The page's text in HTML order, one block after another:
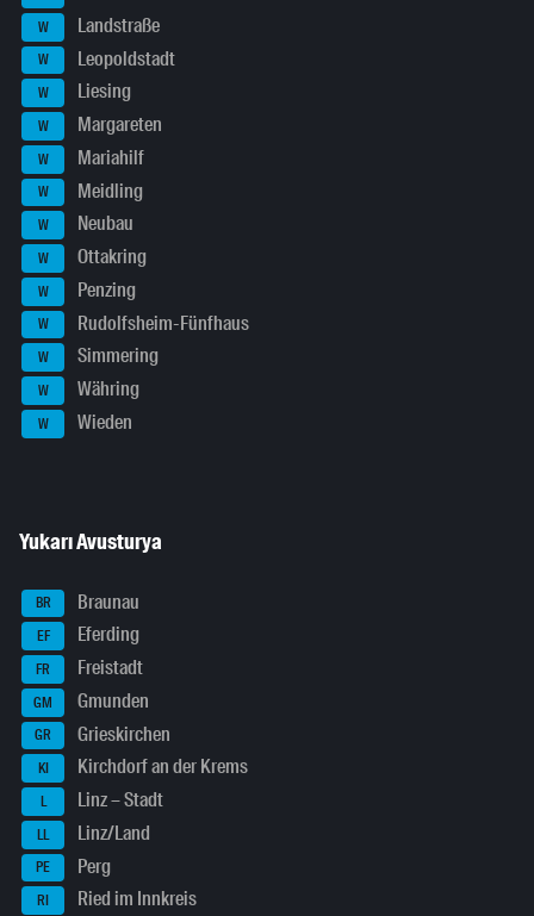
W Landstraße
W Leopoldstadt
W Liesing
W Margareten
W Mariahilf
W Meidling
W Neubau
W Ottakring
W Penzing
W Rudolfsheim-Fünfhaus
W Simmering
W Währing
W Wieden
Yukarı Avusturya
BR Braunau
EF Eferding
FR Freistadt
GM Gmunden
GR Grieskirchen
KI Kirchdorf an der Krems
L Linz – Stadt
LL Linz/Land
PE Perg
RI Ried im Innkreis